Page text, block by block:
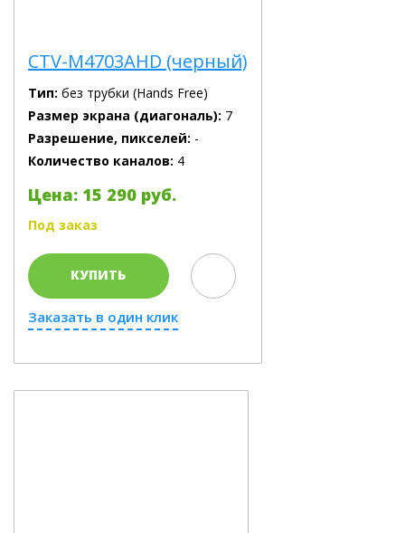
CTV-M4703AHD (черный)
Тип: без трубки (Hands Free)
Размер экрана (диагональ): 7
Разрешение, пикселей: -
Количество каналов: 4
Цена: 15 290 руб.
Под заказ
КУПИТЬ
Заказать в один клик